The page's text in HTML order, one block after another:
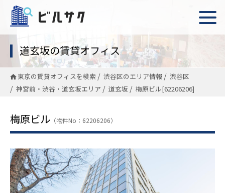
道玄坂の賃貸オフィス
東京の賃貸オフィスを検索 渋谷区のエリア情報
渋谷区
神宮前・渋谷・道玄坂エリア
道玄坂 梅原ビル[62206206]
梅原ビル （物件No：62206206）